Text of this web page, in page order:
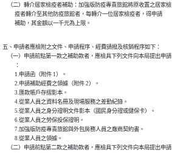
    （二）轉介居家檢疫者補助：加強版防疫專責旅館將原收置之居家檢
          疫者轉介至其他防疫旅館者，每轉介一位居家檢疫者，得申請
          補助，其金額以一千元為上限。
五、申請者應檢附之文件、申請程序、經費請撥及核銷程序如下：
    （一）申請前點第一款之補助款者，應檢具下列文件向本局提出申請
          ：
          1.申請函（附件 1）。
          2.申請補助經費之領據（附件 2）。
          3.匯款帳戶存摺影本。
          4.從業人員之資料名冊及現場服務之差勤紀錄。
          5.從業人員之身分證明文件影本（國民身分證或健保卡）。
          6.從業人員之勞保投保證明。
          7.加強版防疫專責旅館與外包房務人員之廠商契約書。
          8.從業人員之領據。
    （二）申請前點第二款之補助款者，應檢具下列文件向本局提出申請